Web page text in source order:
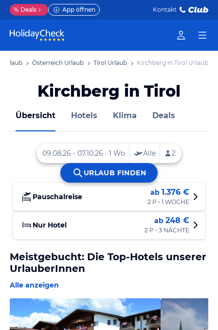
% Deals App öffnen Kontakt
Urlaub Österreich Urlaub Tirol Urlaub Kirchberg in Tirol Urlaub
Kirchberg in Tirol
Übersicht Hotels Klima Deals
Pauschalreise ab 1.376 €
2 P • 1 WOCHE
Nur Hotel ab 248 €
2 P • 3 NÄCHTE
Meistgebucht: Die Top-Hotels unserer
UrlauberInnen
Alle anzeigen